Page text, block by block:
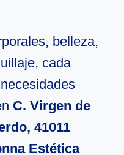
belleza,
cada
C. Virgen de
41011
Estética